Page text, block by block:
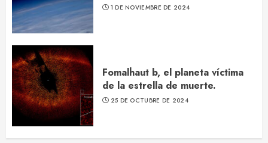
1 DE NOVIEMBRE DE 2024
Fomalhaut b, el planeta víctima
de la estrella de muerte.
25 DE OCTUBRE DE 2024